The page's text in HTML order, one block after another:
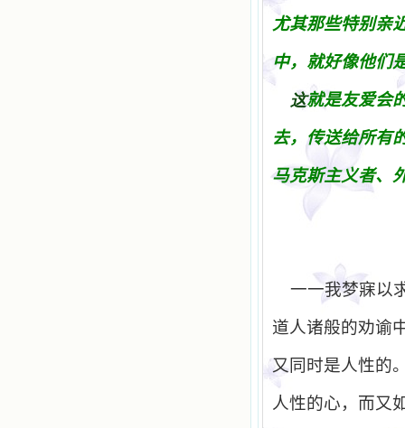
尤其那些特别亲
中，就好像他们
这就是友爱会
去， 传送给所有
马克斯主义者、
一一我梦寐以
道人诸般的劝谕
又同时是人性的
人性的心，而又